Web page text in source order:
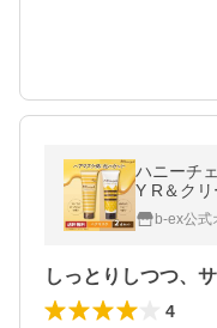
ハニーチ
Y R＆クリ
(各1本) ヘ
ちみつ サ
b-ex公式
4